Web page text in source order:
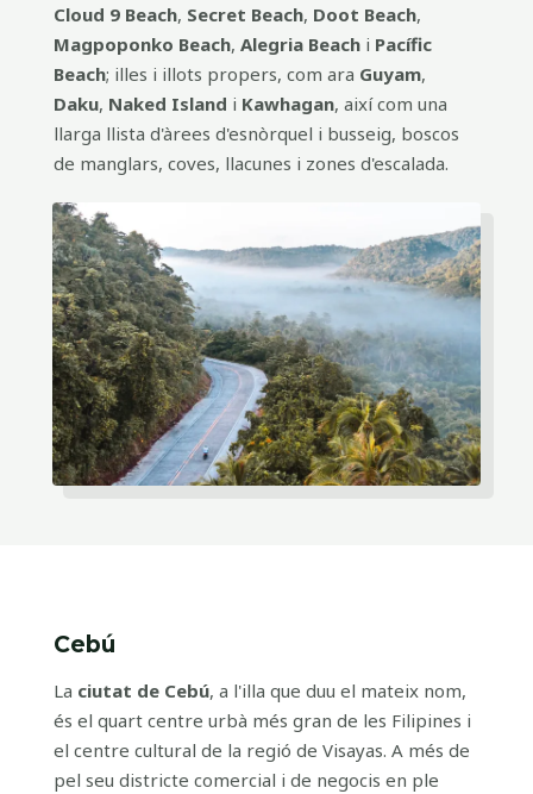
Cloud 9 Beach, Secret Beach, Doot Beach,
Magpoponko Beach, Alegria Beach i Pacífic
Beach; illes i illots propers, com ara Guyam,
Daku, Naked Island i Kawhagan, així com una
llarga llista d'àrees d'esnòrquel i busseig, boscos
de manglars, coves, llacunes i zones d'escalada.
Cebú
La ciutat de Cebú, a l'illa que duu el mateix nom,
és el quart centre urbà més gran de les Filipines i
el centre cultural de la regió de Visayas. A més de
pel seu districte comercial i de negocis en ple